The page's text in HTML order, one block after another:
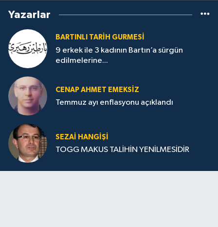
Yazarlar
BARTINLI TARIH GURMESI
9 erkek ile 3 kadının Bartın’a sürgün
edilmelerine...
CENAP AHMET EMEKSİZ
Temmuz ayı enflasyonu açıklandı
SEZAI HANGİŞİ
TOGG MAKUS TALİHİN YENİLMESİDİR